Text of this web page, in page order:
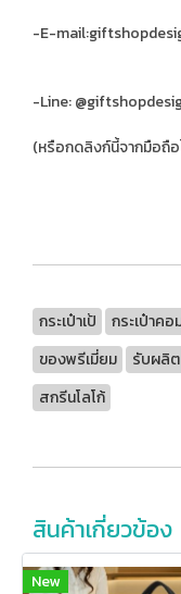
-E-
-Line:
(หรือกดลิงก์นี้จากมือถือ
กระเป๋าเป้ กระเป๋าค
ของพรีเมี่ยม
รับผลิต
สกรีนโลโก้
สินค้าเกี่ยวข้อง
New